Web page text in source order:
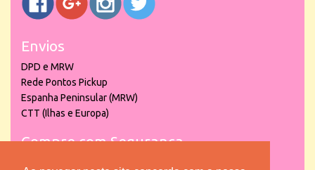
Envios
DPD e MRW
Rede Pontos Pickup
Espanha Peninsular (MRW)
CTT (Ilhas e Europa)
Compre com Segurança